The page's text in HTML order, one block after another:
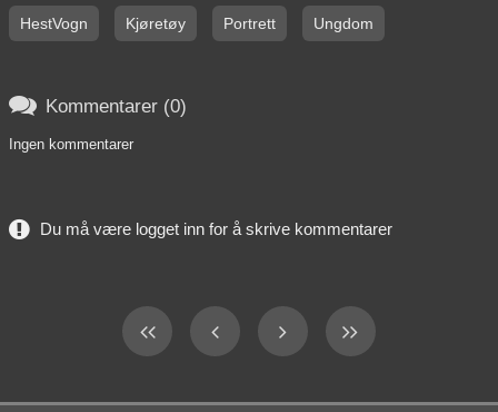
HestVogn Kjøretøy Portrett Ungdom
 Kommentarer (0)
Ingen kommentarer
Du må være logget inn for å skrive kommentarer